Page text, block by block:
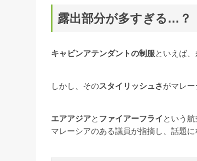
露出部分が多すぎる…？
キャビンアテンダントの制服といえば
しかし、そのスタイリッシュさがマレー
エアアジアと ファイアーフライ という
マレーシアのある議員が指摘し、話題に